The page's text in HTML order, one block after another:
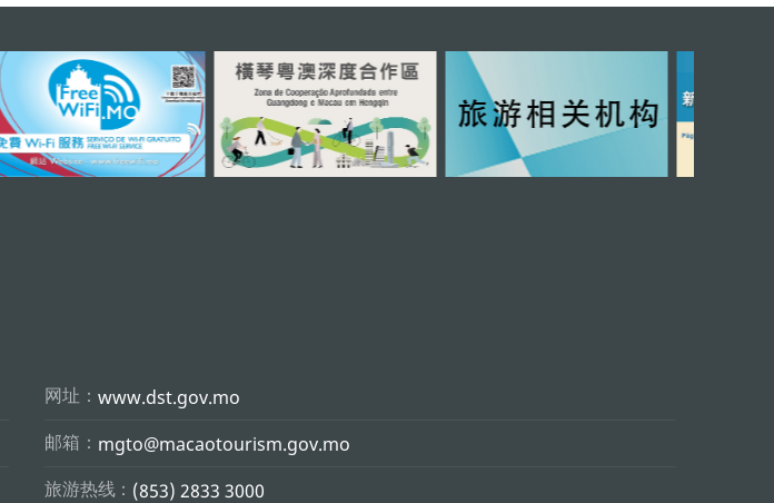
网址： www.dst.gov.mo
邮箱： mgto@macaotourism.gov.mo
旅游热线： (853) 2833 3000